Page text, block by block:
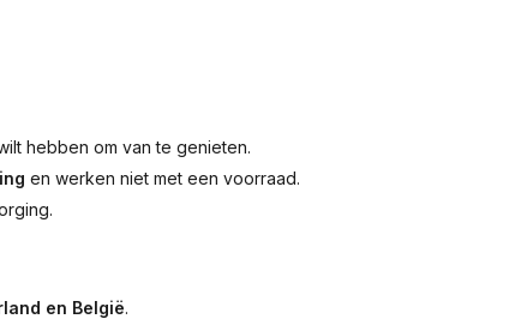
hebben om van te genieten.
en werken niet met een voorraad.
en België.